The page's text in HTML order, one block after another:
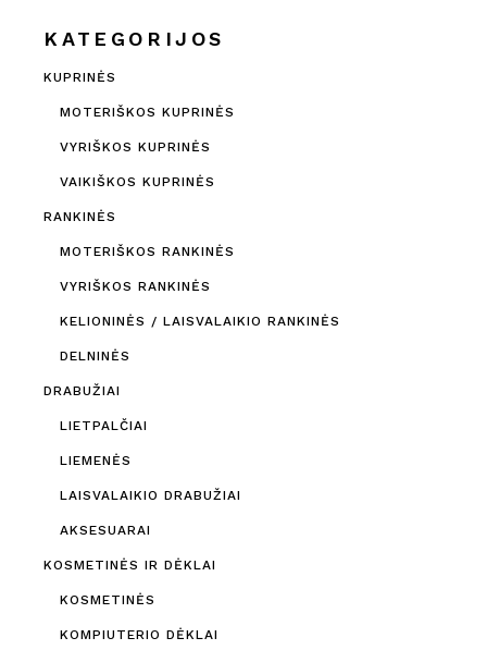
KATEGORIJOS
KUPRINĖS
MOTERIŠKOS KUPRINĖS
VYRIŠKOS KUPRINĖS
VAIKIŠKOS KUPRINĖS
RANKINĖS
MOTERIŠKOS RANKINĖS
VYRIŠKOS RANKINĖS
KELIONINĖS / LAISVALAIKIO RANKINĖS
DELNINĖS
DRABUŽIAI
LIETPALČIAI
LIEMENĖS
LAISVALAIKIO DRABUŽIAI
AKSESUARAI
KOSMETINĖS IR DĖKLAI
KOSMETINĖS
KOMPIUTERIO DĖKLAI